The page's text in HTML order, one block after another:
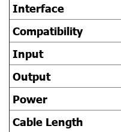
Interface
Compatibility
Input
Output
Power
Cable Length